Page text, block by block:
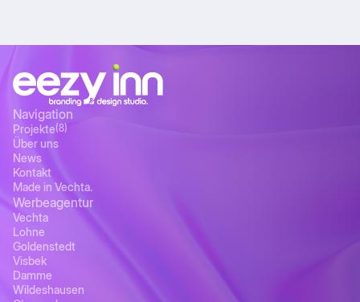
Navigation
Projekte(8)
Über uns
News
Kontakt
Made in Vechta.
Werbeagentur
Vechta
Lohne
Goldenstedt
Visbek
Damme
Wildeshausen